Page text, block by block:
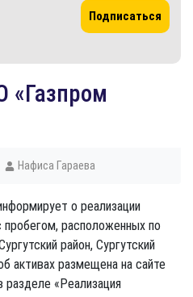
Подписаться
«Газпром
Нафиса Гараева
о реализации
расположенных по
район, Сургутский
активах размещена на сайте
разделе «Реализация